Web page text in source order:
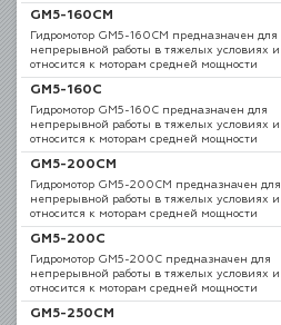
GM5-160CM
Гидромотор GM5-160CM предназначен для
непрерывной работы в тяжелых условиях и
относится к моторам средней мощности
GM5-160C
Гидромотор GM5-160C предназначен для
непрерывной работы в тяжелых условиях и
относится к моторам средней мощности
GM5-200CM
Гидромотор GM5-200CM предназначен для
непрерывной работы в тяжелых условиях и
относится к моторам средней мощности
GM5-200C
Гидромотор GM5-200C предназначен для
непрерывной работы в тяжелых условиях и
относится к моторам средней мощности
GM5-250CM